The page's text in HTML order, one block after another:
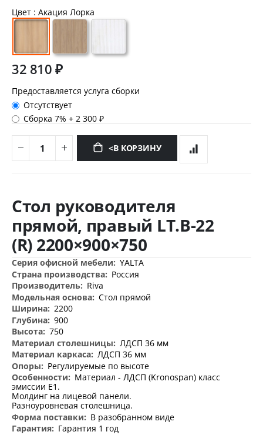
Цвет : Акация Лорка
32 810 ₽
Предоставляется услуга сборки
Отсутствует
Сборка 7%+2 300 ₽
<В КОРЗИНУ
началу
изображений
Стол руководителя
прямой, правый LT.В-22
(R) 2200×900×750
Дополнительная
информация
YALTA
Россия
Riva
Стол прямой
2200
900
750
ЛДСП 36 мм
ЛДСП 36 мм
Регулируемые по высоте
Материал - ЛДСП (Kronospan) класс
эмиссии Е1.
Молдинг на лицевой панели.
Разноуровневая столешница.
В разобранном виде
Гарантия 1 год